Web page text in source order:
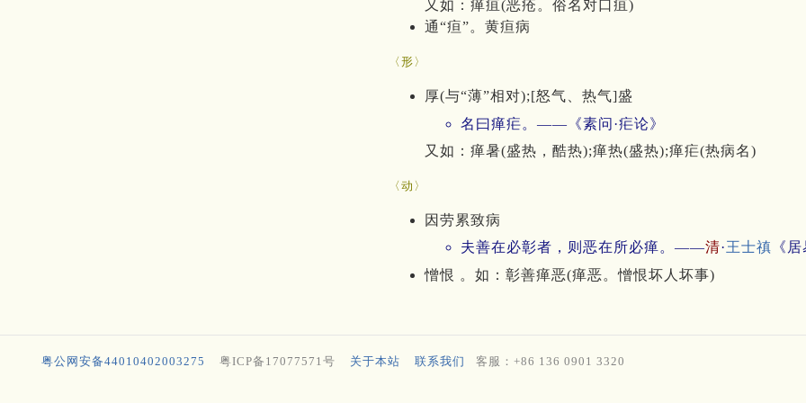
又如：瘅疽(恶疮。俗名对口疽)
通“疸”。黄疸病
〈形〉
厚(与“薄”相对);[怒气、热气]盛
名曰瘅疟。——《素问·疟论》
又如：瘅暑(盛热，酷热);瘅热(盛热);瘅疟(热病名)
〈动〉
因劳累致病
夫善在必彰者，则恶在所必瘅。——清·王士禛 《
憎恨 。如：彰善瘅恶(瘅恶。憎恨坏人坏事)
粤公网安备44010402003275 粤ICP备17077571号 关于本站 联系我们 客服：+86 136 0901 3320